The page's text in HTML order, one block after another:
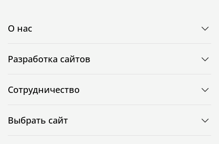
О нас
Разработка сайтов
Сотрудничество
Выбрать сайт